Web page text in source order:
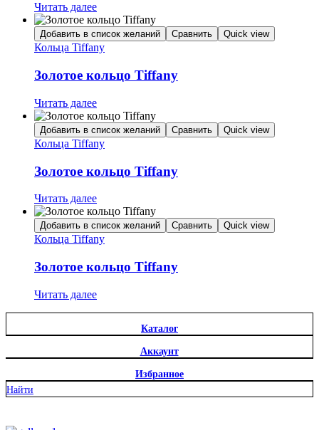
Читать далее
Добавить в список желаний Сравнить Quick view
Кольца Tiffany
Золотое кольцо Tiffany
Читать далее
Добавить в список желаний Сравнить Quick view
Кольца Tiffany
Золотое кольцо Tiffany
Читать далее
Добавить в список желаний Сравнить Quick view
Кольца Tiffany
Золотое кольцо Tiffany
Читать далее
Каталог
Аккаунт
Избранное
Найти